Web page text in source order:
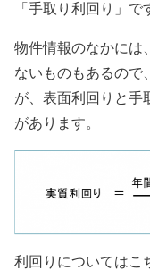
「手取り利回り」で
物件情報のなかには
ないものもあるので
が、表面利回りと手
があります。
利回りについてはこ